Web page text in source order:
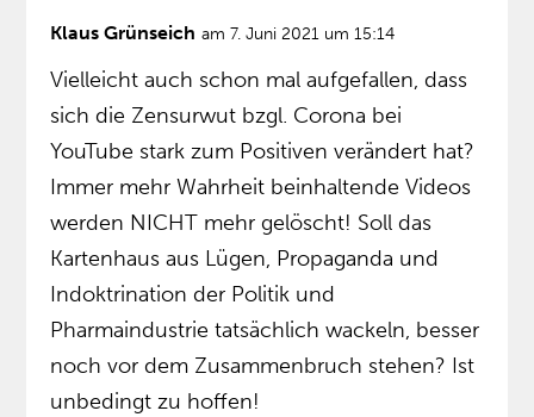
Klaus Grünseich am 7. Juni 2021 um 15:14
Vielleicht auch schon mal aufgefallen, dass
sich die Zensurwut bzgl. Corona bei
YouTube stark zum Positiven verändert hat?
Immer mehr Wahrheit beinhaltende Videos
werden NICHT mehr gelöscht! Soll das
Kartenhaus aus Lügen, Propaganda und
Indoktrination der Politik und
Pharmaindustrie tatsächlich wackeln, besser
noch vor dem Zusammenbruch stehen? Ist
unbedingt zu hoffen!